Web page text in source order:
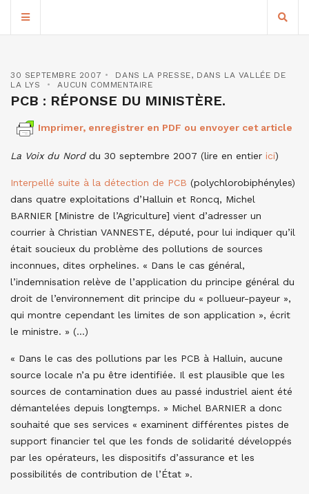
30 SEPTEMBRE 2007 DANS LA PRESSE, DANS LA VALLÉE DE
LA LYS
AUCUN COMMENTAIRE
PCB : RÉPONSE DU MINISTÈRE.
Imprimer, enregistrer en PDF ou envoyer cet article
La Voix du Nord du 30 septembre 2007 (lire en entier ici)
Interpellé suite à la détection de PCB (polychlorobiphényles)
dans quatre exploitations d’Halluin et Roncq, Michel
BARNIER [Ministre de l’Agriculture] vient d’adresser un
courrier à Christian VANNESTE, député, pour lui indiquer qu’il
était soucieux du problème des pollutions de sources
inconnues, dites orphelines. « Dans le cas général,
l’indemnisation relève de l’application du principe général du
droit de l’environnement dit principe du « pollueur-payeur »,
qui montre cependant les limites de son application », écrit
le ministre. » (…)
« Dans le cas des pollutions par les PCB à Halluin, aucune
source locale n’a pu être identifiée. Il est plausible que les
sources de contamination dues au passé industriel aient été
démantelées depuis longtemps. » Michel BARNIER a donc
souhaité que ses services « examinent différentes pistes de
support financier tel que les fonds de solidarité développés
par les opérateurs, les dispositifs d’assurance et les
possibilités de contribution de l’État ».